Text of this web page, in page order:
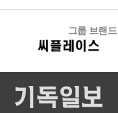
그룹 브랜드